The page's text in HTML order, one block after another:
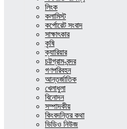
লিংক
কলামিস্ট
কর্পোরেট সংবাদ
সাক্ষাৎকার
কৃষি
ক্যারিয়ার
চট্টগ্রাম-বন্দর
গণপরিবহন
আন্তর্জাতিক
খেলাধুলা
বিনোদন
সম্পাদকীয়
কিংবদন্তির কথা
ভিডিও নিউজ